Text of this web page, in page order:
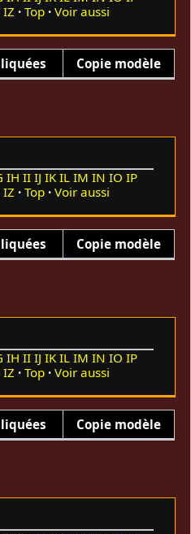
IZ Top Voir aussi
Copie modèle
IH II IJ IK IL IM IN IO IP
IZ Top Voir aussi
Copie modèle
IH II IJ IK IL IM IN IO IP
IZ Top Voir aussi
Copie modèle